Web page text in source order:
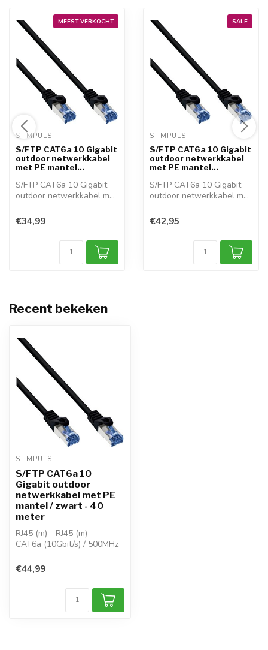
MEEST VERKOCHT
S-IMPULS
S/FTP CAT6a 10 Gigabit
outdoor netwerkkabel
met PE mantel...
S/FTP CAT6a 10 Gigabit
outdoor netwerkkabel met
€34,99
SALE
S-IMPULS
S/FTP CAT6a 10 Gigabit
outdoor netwerkkabel
met PE mantel...
S/FTP CAT6a 10 Gigabit
outdoor netwerkkabel met
€42,95
Recent bekeken
S-IMPULS
S/FTP CAT6a 10
Gigabit outdoor
netwerkkabel met PE
mantel / zwart - 40
meter
RJ45 (m) - RJ45 (m)
CAT6a (10Gbit/s) / 500MHz
voor buitenge...
€44,99